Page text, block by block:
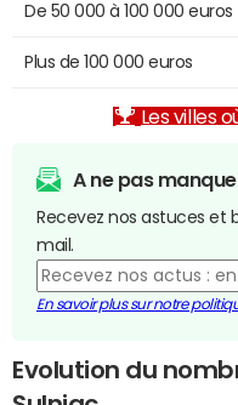
De 50 000 à 100 000 euros
Plus de 100 000 euros
Les villes
A ne pas
Recevez nos astuces et
mail.
En savoir plus sur notre
Evolution du